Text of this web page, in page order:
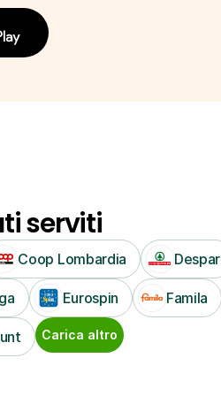
serviti
Coop Lombardia Despar
Eurospin Famila
Carica altro